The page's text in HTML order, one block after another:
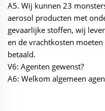
A5. Wij kunnen 23
aerosol producten met
gevaarlijke stoffen, wij
en de vrachtkosten
betaald.
V6: Agenten gewenst?
A6: Welkom algemeen